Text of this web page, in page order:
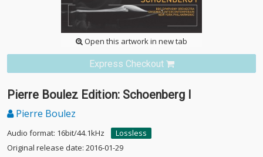
Open this artwork in new tab
Express Checkout
Pierre Boulez Edition: Schoenberg I
Pierre Boulez
Audio format: 16bit/44.1kHz
Lossless
Original release date: 2016-01-29